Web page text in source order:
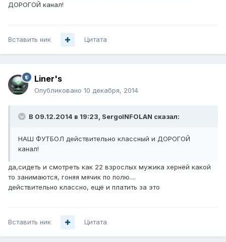
ДОРОГОЙ канал!
Вставить ник Цитата
Liner's
Опубликовано 10 декабря, 2014
В 09.12.2014 в 19:23, SergoINFOLAN сказал:
НАШ ФУТБОЛ действительно классный и ДОРОГОЙ
канал!
да,сидеть и смотреть как 22 взрослых мужика хернёй какой
то занимаются, гоняя мячик по полю....
действительно классно, ещё и платить за это
Вставить ник Цитата